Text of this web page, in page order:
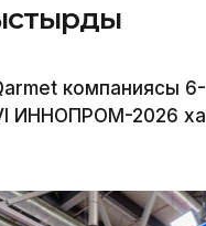
компаниясы
ИННОПРОМ-2026